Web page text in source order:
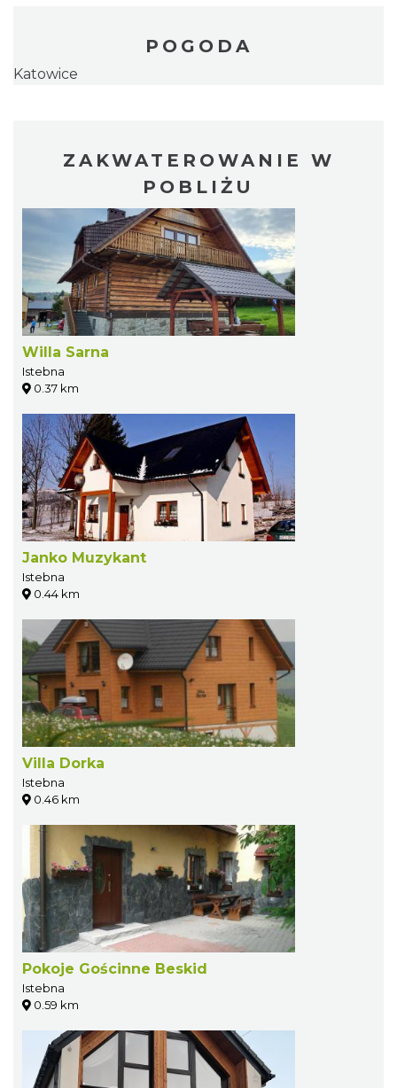
POGODA
Katowice
ZAKWATEROWANIE W
POBLIŻU
Willa Sarna
Istebna
0.37 km
Janko Muzykant
Istebna
0.44 km
Villa Dorka
Istebna
0.46 km
Pokoje Gościnne Beskid
Istebna
0.59 km